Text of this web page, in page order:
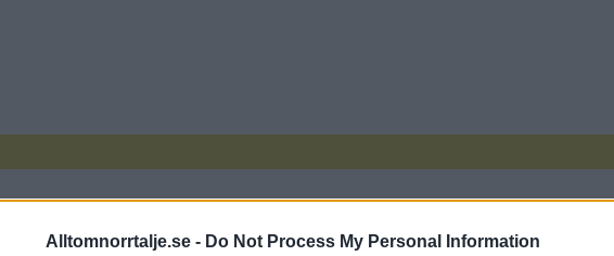
Alltomnorrtalje.se - Do Not Process My Personal Information